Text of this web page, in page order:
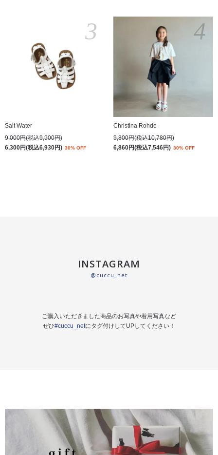
Salt Water
9,000円(税込9,900円)
6,300円(税込6,930円) 30% OFF
3
Christina Rohde
9,800円(税込10,780円)
6,860円(税込7,546円) 30% OFF
4
INSTAGRAM
@cuccu_net
ご購入いただきました商品のお写真や着用写真など
ぜひ#cuccu_netにタグ付けしてUPしてください！